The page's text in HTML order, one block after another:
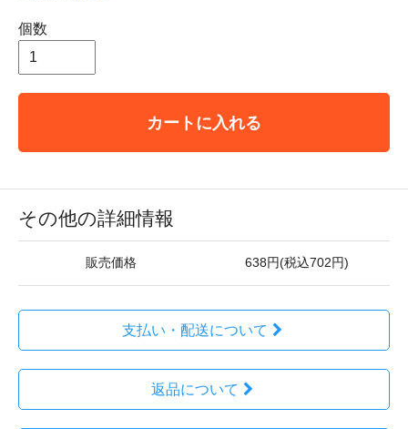
個数
カートに入れる
その他の詳細情報
販売価格 638円(税込702円)
支払い・配送について
返品について